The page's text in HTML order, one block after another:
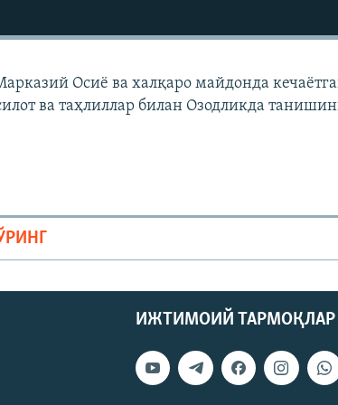
Осиë ва халқаро майдонда
ва таҳлиллар билан Озодликда
ИЖТИМОИЙ ТАРМОҚЛАР